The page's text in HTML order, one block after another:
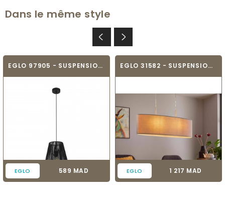
Dans le même style
EGLO 97905 - SUSPENSION - PALMONES
EGLO Prix
589 MAD
EGLO 31582 - SUSPENSION - PASTERI
EGLO Prix
1 217 MAD